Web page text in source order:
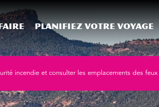
Planifiez votre voyage
incendie et consulter les emplacements des